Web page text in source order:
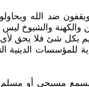
ضد الله
والشيوخ ليس
بكل شئ فلا
للمؤسسات
يسمع مسيحى أو